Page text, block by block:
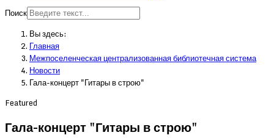
Поиск
Вы здесь:
Главная
Межпоселенческая централизованная библиотечная система
Новости
Гала-концерт "Гитары в строю"
Featured
Гала-концерт "Гитары в строю"